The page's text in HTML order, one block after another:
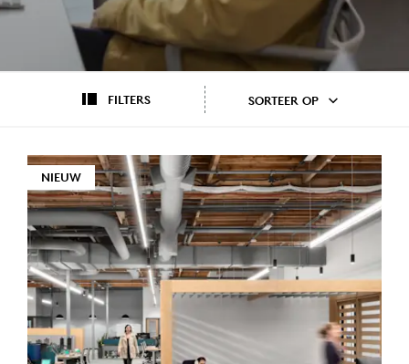
FILTERS SORTEER OP
NIEUW